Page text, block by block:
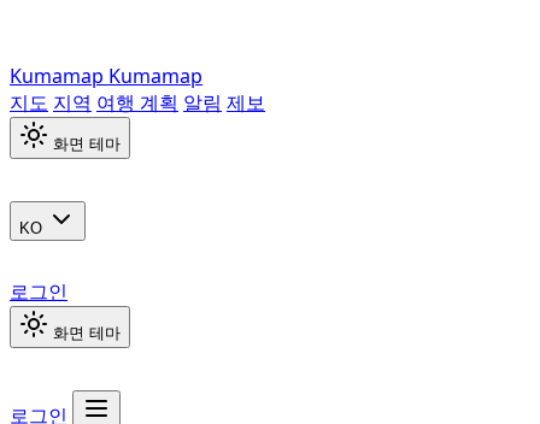
Kumamap Kumamap
지도 지역 여행 계획 알림 제보
화면 테마
KO
로그인
화면 테마
로그인